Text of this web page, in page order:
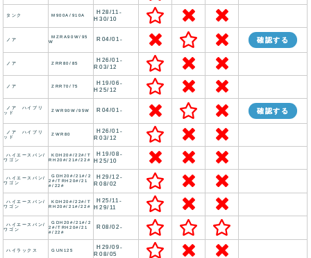
タンク M900A/910A
H28/11-
H30/10
ノア
MZRA90W/95
W
R04/01- 確認する
ノア ZRR80/85
H26/01-
R03/12
ノア ZRR70/75
H19/06-
H25/12
ノア ハイブリ
ッド
ZWR90W/95W R04/01- 確認する
ノア ハイブリ
ッド
ZWR80
H26/01-
R03/12
ハイエースバン/
ワゴン
KDH20#/22#/T
RH20#/21#/22#
H19/08-
H25/10
ハイエースバン/
ワゴン
GDH20#/21#/2
2#/TRH20#/21
#/22#
H29/12-
R08/02
ハイエースバン/
ワゴン
KDH20#/22#/T
RH20#/21#/22#
H25/11-
H29/11
ハイエースバン/
ワゴン
GDH20#/21#/2
2#/TRH20#/21
#/22#
R08/02-
ハイラックス GUN125
H29/09-
R08/05